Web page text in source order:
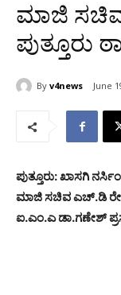
ಮಾಜಿ ಸಚಿವ
ಪುತ್ತೂರು
By v4news June
ಪುತ್ತೂರು: ಖಾಸಗಿ
ಮಾಜಿ ಸಚಿವ ಎಚ್.ಡಿ
ಐ.ಎಂ.ಎ ಡಾ.ಗಣೇಶ್